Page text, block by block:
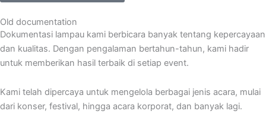
Old documentation
Dokumentasi lampau kami berbicara banyak tentang kepercayaan
dan kualitas. Dengan pengalaman bertahun-tahun, kami hadir
untuk memberikan hasil terbaik di setiap event.
Kami telah dipercaya untuk mengelola berbagai jenis acara, mulai
dari konser, festival, hingga acara korporat, dan banyak lagi.